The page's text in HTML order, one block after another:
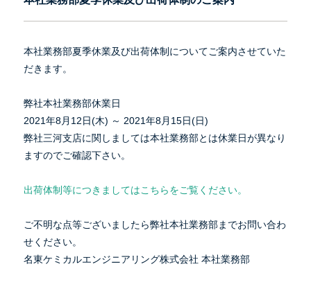
本社業務部夏季休業及び出荷体制についてご案内させていた
だきます。
弊社本社業務部休業日
2021年8月12日(木) ～ 2021年8月15日(日)
弊社三河支店に関しましては本社業務部とは休業日が異なり
ますのでご確認下さい。
出荷体制等につきましてはこちらをご覧ください。
ご不明な点等ございましたら弊社本社業務部までお問い合わ
せください。
名東ケミカルエンジニアリング株式会社 本社業務部